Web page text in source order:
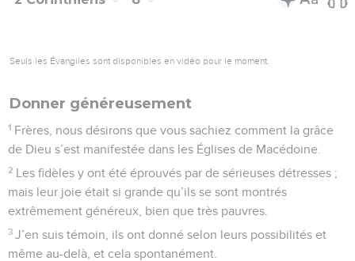
Seuls les Évangiles sont disponibles en vidéo pour le moment.
Donner généreusement
1 Frères, nous désirons que vous sachiez comment la grâce
de Dieu s’est manifestée dans les Églises de Macédoine.
2 Les fidèles y ont été éprouvés par de sérieuses détresses ;
mais leur joie était si grande qu’ils se sont montrés
extrêmement généreux, bien que très pauvres.
3 J’en suis témoin, ils ont donné selon leurs possibilités et
même au-delà, et cela spontanément.